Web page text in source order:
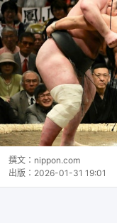
撰文： nippon.com
出版： 2026-01-31 19:01